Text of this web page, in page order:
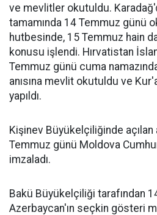
ve mevlitler okutuldu.
tamamında 14 Temmuz günü
hutbesinde, 15 Temmuz hain
konusu işlendi. Hırvatistan
Temmuz günü cuma
anısına mevlit okutuldu ve
yapıldı.
Kişinev Büyükelçiliğinde
Temmuz günü Moldova
imzaladı.
Bakü Büyükelçiliği tarafından
Azerbaycan'ın seçkin gösteri